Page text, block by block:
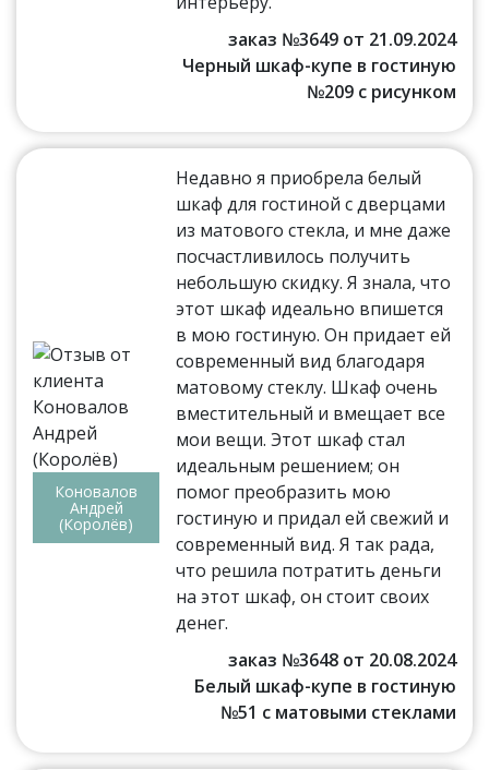
заказ №3649 от 21.09.2024
Черный шкаф-купе в гостиную
№209 с рисунком
Коновалов
Андрей
(Королёв)
Недавно я приобрела белый
шкаф для гостиной с дверцами
из матового стекла, и мне даже
посчастливилось получить
небольшую скидку. Я знала, что
этот шкаф идеально впишется
в мою гостиную. Он придает ей
современный вид благодаря
матовому стеклу. Шкаф очень
вместительный и вмещает все
мои вещи. Этот шкаф стал
идеальным решением; он
помог преобразить мою
гостиную и придал ей свежий и
современный вид. Я так рада,
что решила потратить деньги
на этот шкаф, он стоит своих
денег.
заказ №3648 от 20.08.2024
Белый шкаф-купе в гостиную
№51 с матовыми стеклами